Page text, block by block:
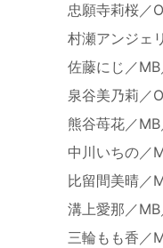
忠願寺莉桜／
村瀬アンジェ
佐藤にじ／MB
泉谷美乃莉／
熊谷苺花／MB
中川いちの／
比留間美晴／
溝上愛那／MB
三輪もも香／